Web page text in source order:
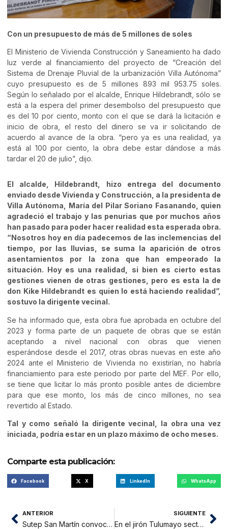
Con un presupuesto de más de 5 millones de soles
El Ministerio de Vivienda Construcción y Saneamiento ha dado
luz verde al financiamiento del proyecto de “Creación del
Sistema de Drenaje Pluvial de la urbanización Villa Autónoma”
cuyo presupuesto es de 5 millones 893 mil 953.75 soles.
Según lo señalado por el alcalde, Enrique Hildebrandt, sólo se
está a la espera del primer desembolso del presupuesto que
es del 10 por ciento, monto con el que se dará la licitación e
inicio de obra, el resto del dinero se va ir solicitando de
acuerdo al avance de la obra. “pero ya es una realidad, ya
está al 100 por ciento, la obra debe estar dándose a más
tardar el 20 de julio”, dijo.
El alcalde, Hildebrandt, hizo entrega del documento
enviado desde Vivienda y Construcción, a la presidenta de
Villa Autónoma, María del Pilar Soriano Fasanando, quien
agradeció el trabajo y las penurias que por muchos años
han pasado para poder hacer realidad esta esperada obra.
“Nosotros hoy en día padecemos de las inclemencias del
tiempo, por las lluvias, se suma la aparición de otros
asentamientos por la zona que han empeorado la
situación. Hoy es una realidad, si bien es cierto estas
gestiones vienen de otras gestiones, pero es esta la de
don Kike Hildebrandt es quien lo está haciendo realidad”,
sostuvo la dirigente vecinal.
Se ha informado que, esta obra fue aprobada en octubre del
2023 y forma parte de un paquete de obras que se están
aceptando a nivel nacional con obras que vienen
esperándose desde el 2017, otras obras nuevas en este año
2024 ante el Ministerio de Vivienda no existirían, no habría
financiamiento para este periodo por parte del MEF. Por ello,
se tiene que licitar lo más pronto posible antes de diciembre
para que ese monto, los más de cinco millones, no sea
revertido al Estado.
Tal y como señaló la dirigente vecinal, la obra una vez
iniciada, podría estar en un plazo máximo de ocho meses.
Comparte esta publicación:
Facebook X LinkedIn WhatsApp
ANTERIOR
Sutep San Martín convoca a asamblea regional de bases para evaluar 100 días de directora regional de Educación
SIGUIENTE
En el jirón Tulumayo sector Tarapotillo vecinos claman mejoramiento de carretera